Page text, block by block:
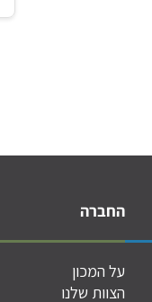
החברה
על המכון
הצוות שלנו